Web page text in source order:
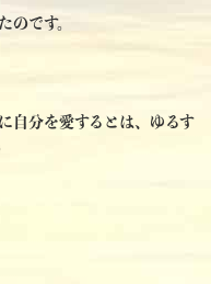
のです。
自分を愛するとは、ゆるす